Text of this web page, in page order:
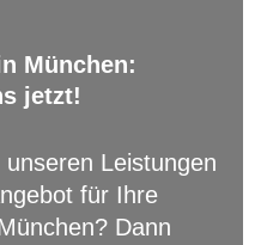
München:
jetzt!
Leistungen
für Ihre
Dann